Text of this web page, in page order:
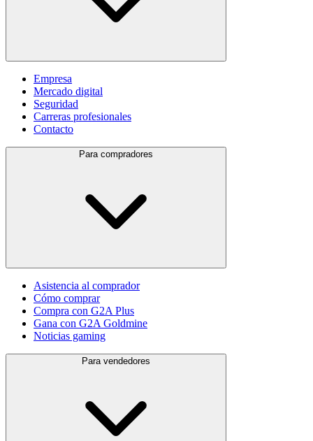
Empresa
Mercado digital
Seguridad
Carreras profesionales
Contacto
Para compradores
Asistencia al comprador
Cómo comprar
Compra con G2A Plus
Gana con G2A Goldmine
Noticias gaming
Para vendedores